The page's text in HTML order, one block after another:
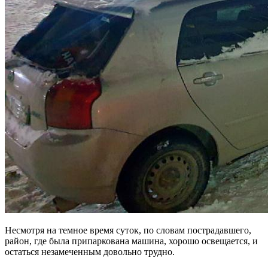
Несмотря на темное время суток, по словам пострадавшего,
район, где была припаркована машина, хорошо освещается, и
остаться незамеченным довольно трудно.